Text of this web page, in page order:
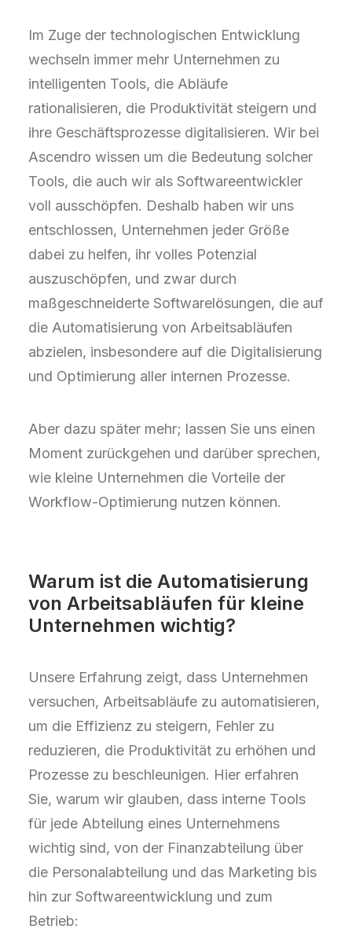
Im Zuge der technologischen Entwicklung
wechseln immer mehr Unternehmen zu
intelligenten Tools, die Abläufe
rationalisieren, die Produktivität steigern und
ihre Geschäftsprozesse digitalisieren. Wir bei
Ascendro wissen um die Bedeutung solcher
Tools, die auch wir als Softwareentwickler
voll ausschöpfen. Deshalb haben wir uns
entschlossen, Unternehmen jeder Größe
dabei zu helfen, ihr volles Potenzial
auszuschöpfen, und zwar durch
maßgeschneiderte Softwarelösungen, die auf
die Automatisierung von Arbeitsabläufen
abzielen, insbesondere auf die Digitalisierung
und Optimierung aller internen Prozesse.
Aber dazu später mehr; lassen Sie uns einen
Moment zurückgehen und darüber sprechen,
wie kleine Unternehmen die Vorteile der
Workflow-Optimierung nutzen können.
Warum ist die Automatisierung
von Arbeitsabläufen für kleine
Unternehmen wichtig?
Unsere Erfahrung zeigt, dass Unternehmen
versuchen, Arbeitsabläufe zu automatisieren,
um die Effizienz zu steigern, Fehler zu
reduzieren, die Produktivität zu erhöhen und
Prozesse zu beschleunigen. Hier erfahren
Sie, warum wir glauben, dass interne Tools
für jede Abteilung eines Unternehmens
wichtig sind, von der Finanzabteilung über
die Personalabteilung und das Marketing bis
hin zur Softwareentwicklung und zum
Betrieb: